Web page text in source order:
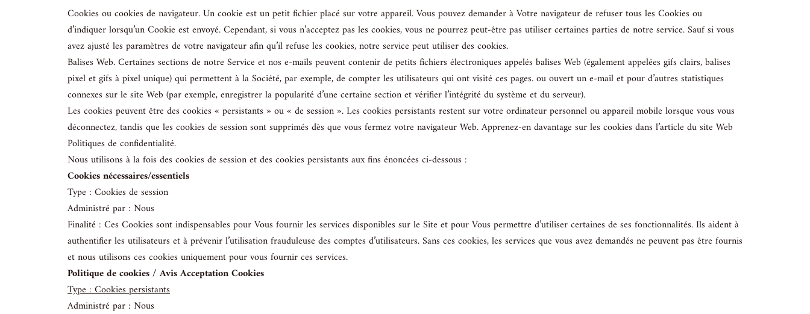
Cookies ou cookies de navigateur. Un cookie est un petit fichier placé sur votre appareil. Vous pouvez demander à Votre navigateur de refuser tous les Cookies ou
d’indiquer lorsqu’un Cookie est envoyé. Cependant, si vous n’acceptez pas les cookies, vous ne pourrez peut-être pas utiliser certaines parties de notre service. Sauf si vous
avez ajusté les paramètres de votre navigateur afin qu’il refuse les cookies, notre service peut utiliser des cookies.
Balises Web. Certaines sections de notre Service et nos e-mails peuvent contenir de petits fichiers électroniques appelés balises Web (également appelées gifs clairs, balises
pixel et gifs à pixel unique) qui permettent à la Société, par exemple, de compter les utilisateurs qui ont visité ces pages. ou ouvert un e-mail et pour d’autres statistiques
connexes sur le site Web (par exemple, enregistrer la popularité d’une certaine section et vérifier l’intégrité du système et du serveur).
Les cookies peuvent être des cookies « persistants » ou « de session ». Les cookies persistants restent sur votre ordinateur personnel ou appareil mobile lorsque vous vous
déconnectez, tandis que les cookies de session sont supprimés dès que vous fermez votre navigateur Web. Apprenez-en davantage sur les cookies dans l’article du site Web
Politiques de confidentialité.
Nous utilisons à la fois des cookies de session et des cookies persistants aux fins énoncées ci-dessous :
Cookies nécessaires/essentiels
Type : Cookies de session
Administré par : Nous
Finalité : Ces Cookies sont indispensables pour Vous fournir les services disponibles sur le Site et pour Vous permettre d’utiliser certaines de ses fonctionnalités. Ils aident à
authentifier les utilisateurs et à prévenir l’utilisation frauduleuse des comptes d’utilisateurs. Sans ces cookies, les services que vous avez demandés ne peuvent pas être fournis
et nous utilisons ces cookies uniquement pour vous fournir ces services.
Politique de cookies / Avis Acceptation Cookies
Type : Cookies persistants
Administré par : Nous